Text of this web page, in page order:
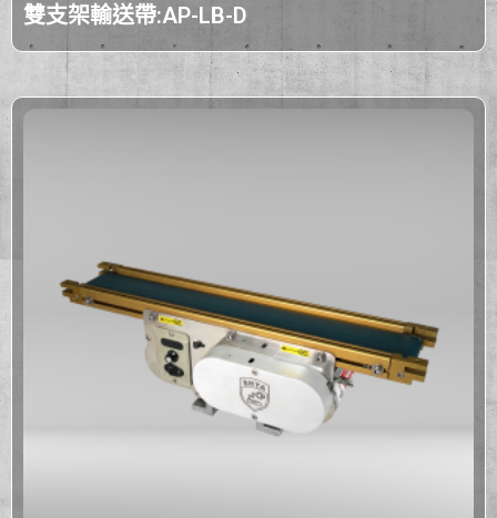
雙支架輸送帶:AP-LB-D